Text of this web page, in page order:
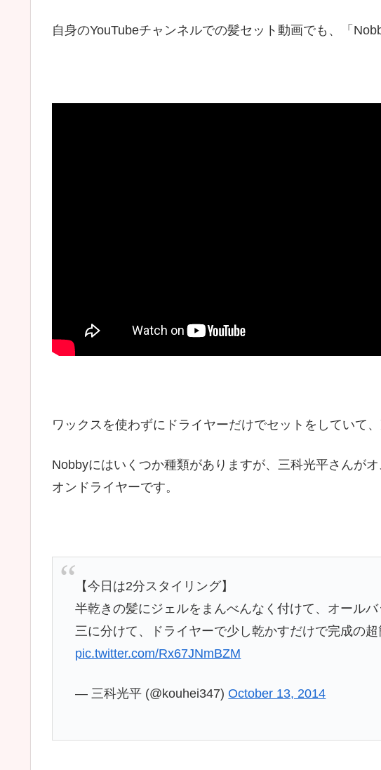
自身のYouTubeチャンネルでの髪セット動画でも、「
ワックスを使わずにドライヤーだけでセットをしていて、
Nobbyにはいくつか種類がありますが、三科光平さんが
オンドライヤーです。
【今日は2分スタイリング】
半乾きの髪にジェルをまんべんなく付けて、オール
三に分けて、ドライヤーで少し乾かすだけで完成の
pic.twitter.com/Rx67JNmBZM
— 三科光平 (@kouhei347)October 13, 2014